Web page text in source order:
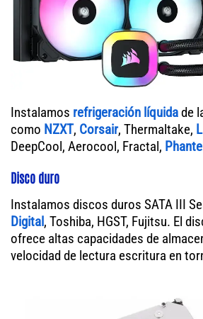
Instalamos refrigeración líquidade
como NZXT, Corsair, Thermaltake,
DeepCool, Aerocool, Fractal,
Disco duro
Instalamos discos duros SATA III
Digital, Toshiba, HGST, Fujitsu. El
ofrece altas capacidades de
velocidad de lectura escritura en